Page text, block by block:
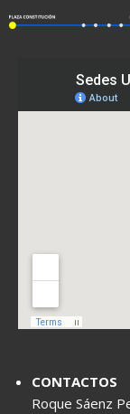
CONTACTOS
Roque Sáenz